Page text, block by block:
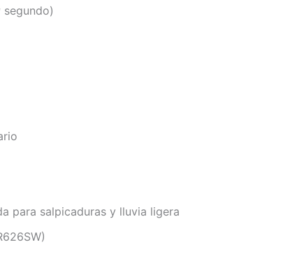
para salpicaduras y lluvia ligera